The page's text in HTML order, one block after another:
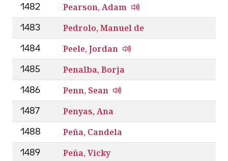
1482 Pearson, Adam
1483 Pedrolo, Manuel de
1484 Peele, Jordan
1485 Penalba, Borja
1486 Penn, Sean
1487 Penyas, Ana
1488 Peña, Candela
1489 Peña, Vicky